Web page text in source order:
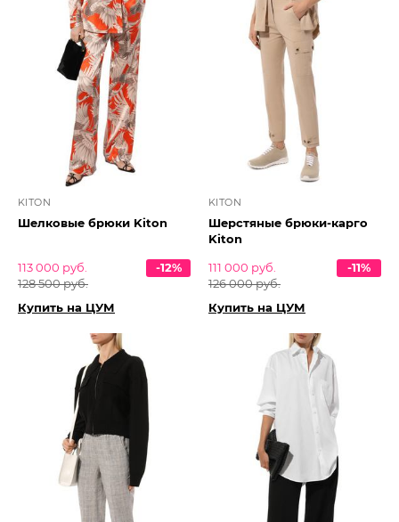
KITON
Шелковые брюки Kiton
113 000 руб.
128 500 руб.
-12%
Купить на ЦУМ
KITON
Шерстяные брюки-карго
Kiton
111 000 руб.
126 000 руб.
-11%
Купить на ЦУМ